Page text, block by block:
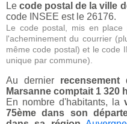
Lecode postal de la ville
code INSEE est le 26176.
Le code postal, mis en
l'acheminement du courrier
même code postal) et le code
unique par commune).
Au dernier
Marsanne comptait 1 320
En nombre d'habitants, la
75ème dans son